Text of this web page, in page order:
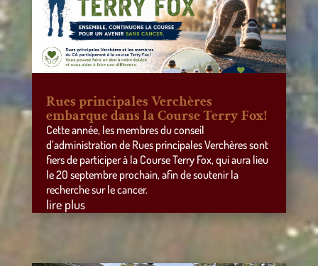
Rues principales Verchères
embarque dans la Course Terry Fox!
Cette année, les membres du conseil
d’administration de Rues principales Verchères sont
fiers de participer à la Course Terry Fox, qui aura lieu
le 20 septembre prochain, afin de soutenir la
recherche sur le cancer.
lire plus